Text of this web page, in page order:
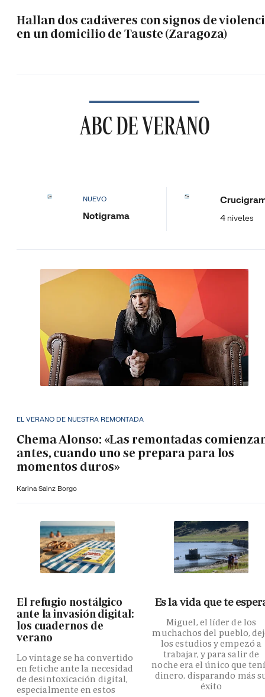
Hallan dos cadáveres con signos de
en un domicilio de Tauste (Zaragoza)
ABC DE VERANO
NUEVO
Notigrama 4 niveles
EL VERANO DE NUESTRA REMONTADA
Chema Alonso: «Las remontadas
antes, cuando uno se prepara para los
momentos duros»
Karina Sainz Borgo
El refugio nostálgico
ante la invasión digital:
los cuadernos de
verano
Lo vintage se ha convertido
en fetiche ante la necesidad
de desintoxicación digital,
especialmente en estos
Es la vida que te
Miguel, el líder de los
muchachos del pueblo,
los estudios y empezó a
trabajar, y para salir de
noche era el único que
dinero, disparando más
éxito